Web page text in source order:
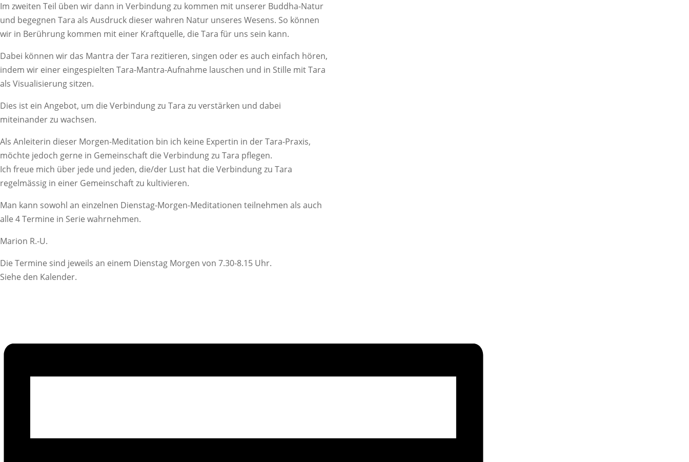
Im zweiten Teil üben wir dann in Verbindung zu kommen mit unserer Buddha-Natur
und begegnen Tara als Ausdruck dieser wahren Natur unseres Wesens. So können
wir in Berührung kommen mit einer Kraftquelle, die Tara für uns sein kann.
Dabei können wir das Mantra der Tara rezitieren, singen oder es auch einfach hören,
indem wir einer eingespielten Tara-Mantra-Aufnahme lauschen und in Stille mit Tara
als Visualisierung sitzen.
Dies ist ein Angebot, um die Verbindung zu Tara zu verstärken und dabei
miteinander zu wachsen.
Als Anleiterin dieser Morgen-Meditation bin ich keine Expertin in der Tara-Praxis,
möchte jedoch gerne in Gemeinschaft die Verbindung zu Tara pflegen.
Ich freue mich über jede und jeden, die/der Lust hat die Verbindung zu Tara
regelmässig in einer Gemeinschaft zu kultivieren.
Man kann sowohl an einzelnen Dienstag-Morgen-Meditationen teilnehmen als auch
alle 4 Termine in Serie wahrnehmen.
Marion R.-U.
Die Termine sind jeweils an einem Dienstag Morgen von 7.30-8.15 Uhr.
Siehe den Kalender.